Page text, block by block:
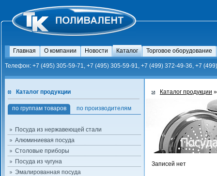
Главная О компании Новости Каталог Торговое оборудование
Телефон: +7 (495) 305-59-71, +7 (495) 305-59-91, +7 (499) 372-49-36, +7
Каталог продукции
по группам товаров по производителям
Посуда из нержавеющей стали
Алюминиевая посуда
Столовые приборы
Посуда из чугуна
Эмалированная посуда
Каталог продукции
Записей нет